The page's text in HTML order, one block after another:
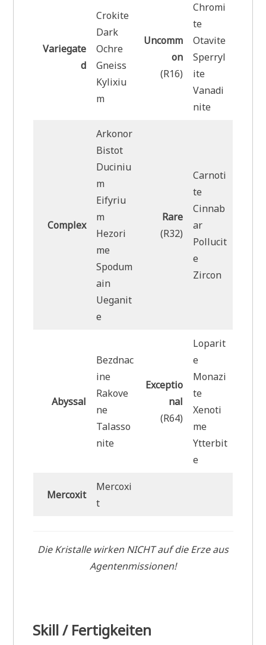
Variegate
d
Crokite
Dark
Ochre
Gneiss
Kylixiu
m
Uncomm
on
(R16)
Chromi
te
Otavite
Sperryl
ite
Vanadi
nite
Complex
Arkonor
Bistot
Duciniu
m
Eifyriu
m
Hezori
me
Spodum
ain
Ueganit
e
Rare
(R32)
Carnoti
te
Cinnab
ar
Pollucit
e
Zircon
Abyssal
Bezdnac
ine
Rakove
ne
Talasso
nite
Exceptio
nal
(R64)
Loparit
e
Monazi
te
Xenoti
me
Ytterbit
e
Mercoxit
Mercoxi
t
Die Kristalle wirken NICHT auf die Erze aus
Agentenmissionen!
Skill / Fertigkeiten